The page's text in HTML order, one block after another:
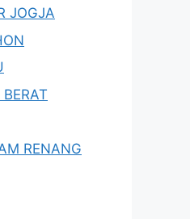
JOGJA
RENANG